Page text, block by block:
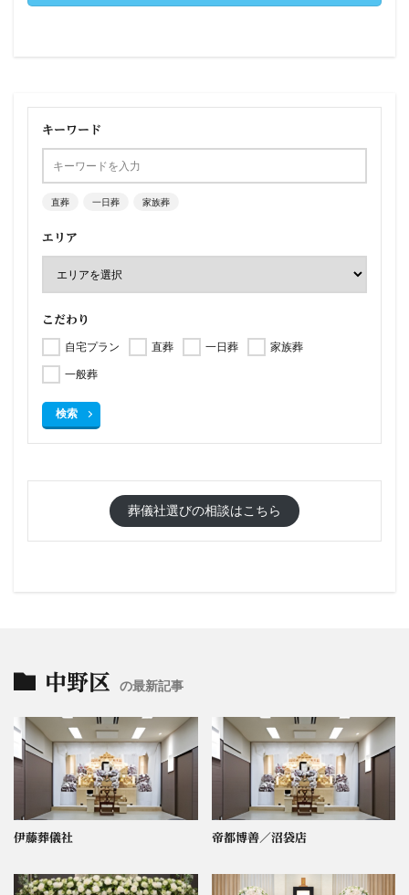
キーワード
直葬 一日葬 家族葬
エリア
こだわり
自宅プラン 直葬 一日葬
家族葬
一般葬
検索
葬儀社選びの相談はこちら
中野区 の最新記事
伊藤葬儀社 帝都博善／沼袋店